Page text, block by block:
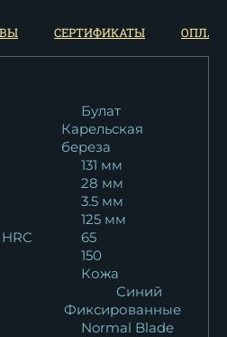
дамаск
с...
"Барс"...
сталь кованая
сатин...
сталь N690 сатин
СЕРТИФИКАТЫ
Булат
Карельская
береза
131 мм
28 мм
3.5 мм
125 мм
65
150
Кожа
Синий
Фиксированные
Normal Blade